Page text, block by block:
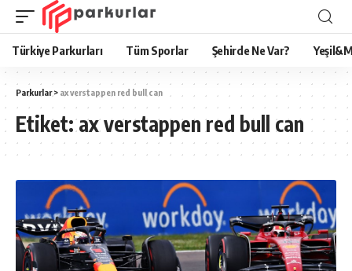
Türkiye Parkurları Tüm Sporlar Şehirde Ne Var?
Parkurlar> ax verstappen red bull can
Etiket:ax verstappen red bull can